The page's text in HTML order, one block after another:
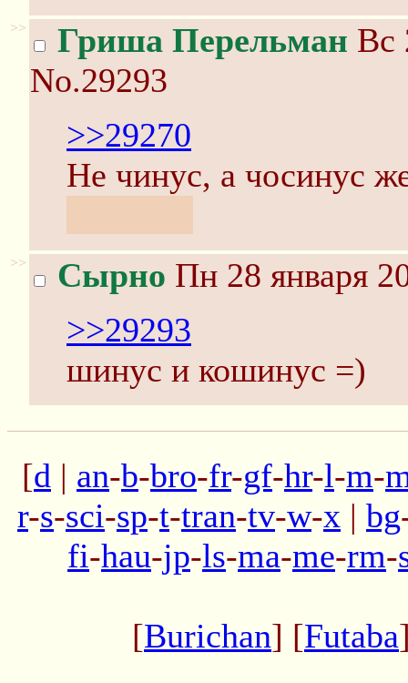
>> Гриша Перельман Вс
No.29293
>>29270
Не чинус, а чосинус
>> Сырно Пн 28 января
>>29293
шинус и кошинус =)
[d | an-b-bro-fr-gf-hr-l-m-
r-s-sci-sp-t-tran-tv-w-x | bg
fi-hau-jp-ls-ma-me-rm-
[Burichan] [Futaba